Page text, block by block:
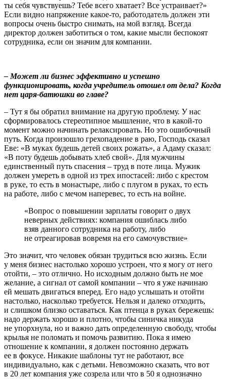
ты себя чувствуешь? Тебе всего хватает? Все устраивает?»
Если видно напряжение какое-то, работодатель должен эти
вопросы очень быстро снимать, на мой взгляд. Всегда
директор должен заботиться о том, какие мысли беспокоят
сотрудника, если он значим для компании.
– Может ли бизнес эффективно и успешно
функционировать, когда учредитель отошел от дела? Когда
нет царя-батюшки во главе?
– Тут я бы обратил внимание на другую проблему. У нас
сформировалось стереотипное мышление, что в какой-то
момент можно начинать релаксировать. Но это ошибочный
путь. Когда произошло грехопадение в раю, Господь сказал
Еве: «В муках будешь детей своих рожать», а Адаму сказал:
«В поту будешь добывать хлеб свой». Для мужчины
единственный путь спасения – труд в поте лица. Мужик
должен умереть в одной из трех ипостасей: либо с крестом
в руке, то есть в монастыре, либо с плугом в руках, то есть
на работе, либо с мечом наперевес, то есть на войне.
«Вопрос о повышении зарплаты говорит о двух
неверных действиях: компания ошиблась либо
взяв данного сотрудника на работу, либо
не отреагировав вовремя на его самочувствие»
Это значит, что человек обязан трудиться всю жизнь. Если
у меня бизнес настолько хорошо устроен, что я могу от него
отойти, – это отлично. Но исходным должно быть не мое
желание, а сигнал от самой компании – что я уже начинаю
ей мешать двигаться вперед. Его надо услышать и отойти
настолько, насколько требуется. Нельзя и далеко отходить,
и слишком близко оставаться. Как птенца в руках бережешь:
надо держать хорошо и плотно, чтобы синичка никуда
не упорхнула, но и важно дать определенную свободу, чтобы
крылья не поломать и помочь развитию. Пока я имею
отношение к компании, я должен постоянно держать
ее в фокусе. Никакие шаблоны тут не работают, все
индивидуально, как с детьми. Невозможно сказать, что вот
в 20 лет компания уже созрела или что в 50 я однозначно